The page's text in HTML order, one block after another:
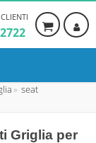
seat
Griglia per